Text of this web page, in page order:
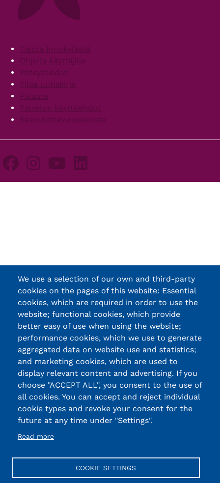
FooterTietoa Innokylästä
Ohjeita käyttäjille
Yhteystiedot
Tilaa uutiskirje
Palaute
Palvelun käyttöehdot
Saavutettavuusseloste
We use a selection of our own and third-party
cookies on the pages of this website: Essential
cookies, which are required in order to use the
website; functional cookies, which provide
better easy of use when using the website;
performance cookies, which we use to generate
aggregated data on website use and statistics;
and marketing cookies, which are used to
display relevant content and advertising. If you
choose "ACCEPT ALL", you consent to the use of
all cookies. You can accept and reject individual
cookie types and revoke your consent for the
future at any time under "Settings".
Read more
COOKIE SETTINGS